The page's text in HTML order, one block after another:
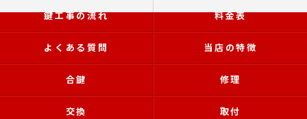
鍵工事の流れ 料金表
よくある質問 当店の特徴
合鍵 修理
交換 取付